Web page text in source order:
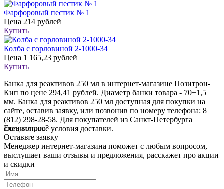
Фарфоровый пестик № 1
Цена 214 рублей
Купить
Колба с горловиной 2-1000-34
Цена 1 165,23 рублей
Купить
Банка для реактивов 250 мл в интернет-магазине Позитрон-
Кип по цене 294,41 рублей. Диаметр банки товара - 70±1,5
мм. Банка для реактивов 250 мл доступная для покупки на
сайте, оставив заявку, или позвонив по номеру телефона: 8
(812) 298-28-58. Для покупателей из Санкт-Петербурга
специальные условия доставки.
Есть вопрос?
Оставьте заявку
Менеджер интернет-магазина поможет с любым вопросом,
выслушает ваши отзывы и предложения, расскажет про акции
и скидки